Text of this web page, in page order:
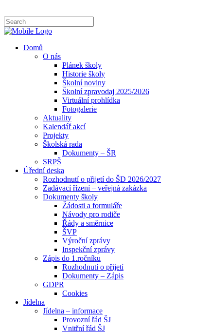
Domů
O nás
Plánek školy
Historie školy
Školní noviny
Školní zpravodaj 2025/2026
Virtuální prohlídka
Fotogalerie
Aktuality
Kalendář akcí
Projekty
Školská rada
Dokumenty – ŠR
SRPŠ
Úřední deska
Rozhodnutí o přijetí do ŠD 2026/2027
Zadávací řízení – veřejná zakázka
Dokumenty školy
Žádosti a formuláře
Návody pro rodiče
Řády a směrnice
ŠVP
Výroční zprávy
Inspekční zprávy
Zápis do 1.ročníku
Rozhodnutí o přijetí
Dokumenty – Zápis
GDPR
Cookies
Jídelna
Jídelna – informace
Provozní řád ŠJ
Vnitřní řád ŠJ